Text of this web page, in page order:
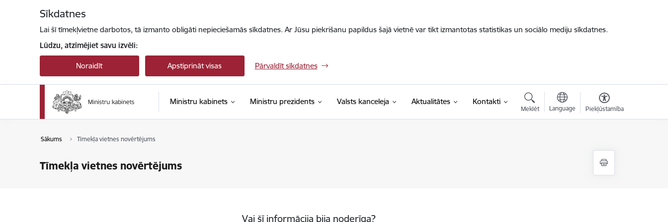
Sīkdatnes
Lai šī tīmekļvietne darbotos, tā izmanto obligāti nepieciešamās sīkdatnes. Ar Jūsu piekrišanu papildus šajā vietnē var tikt izmantotas statistikas un sociālo mediju sīkdatnes.
Lūdzu, atzīmējiet savu izvēli:
Noraidīt Apstiprināt visas Pārvaldīt sīkdatnes
Ministru kabinets Ministru prezidents Valsts kanceleja Aktualitātes Kontakti
Meklēt Language Piekļūstamība
Sākums Tīmekļa vietnes novērtējums
Tīmekļa vietnes novērtējums
Vai šī informācija bija noderīga?